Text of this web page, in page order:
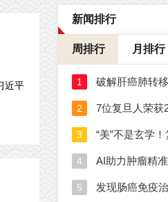
近平
新闻排行
周排行 月排行